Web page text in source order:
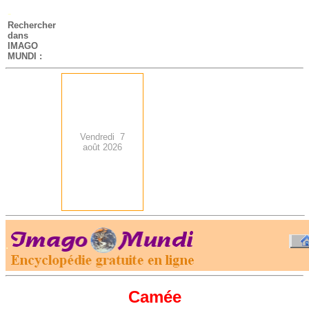
-
Rechercher
dans
IMAGO
MUNDI :
Vendredi 7
août 2026
.
Camée